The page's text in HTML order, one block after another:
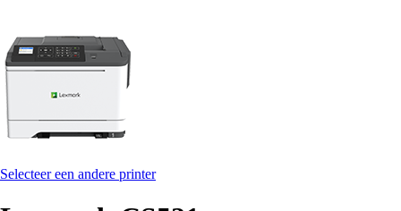
Selecteer een andere printer